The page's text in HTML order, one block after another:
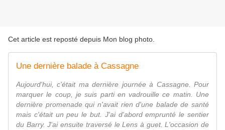
Cet article est reposté depuis Mon blog photo
Une dernière balade à Cassagne
Aujourd'hui, c'était ma dernière journée à Cassagne. Pour
marquer le coup, je suis parti en vadrouille ce matin. Une
dernière promenade qui n'avait rien d'une balade de santé
mais c'était un peu le but. J'ai d'abord emprunté le sentier
du Barry. J'ai ensuite traversé le Lens à guet. L'occasion de